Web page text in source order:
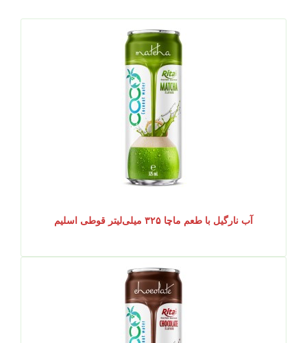
آب نارگیل با طعم ماچا ۳۲۵ میلی‌لیتر قوطی اسلیم